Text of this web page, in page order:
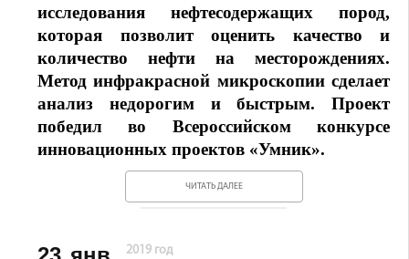
исследования нефтесодержащих пород,
которая позволит оценить качество и
количество нефти на месторождениях.
Метод инфракрасной микроскопии сделает
анализ недорогим и быстрым. Проект
победил во Всероссийском конкурсе
инновационных проектов «Умник».
ЧИТАТЬ ДАЛЕЕ
2019 год